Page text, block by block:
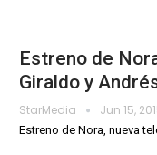
Estreno de
Giraldo y
StarMedia Jun 15,
Estreno de Nora, nueva